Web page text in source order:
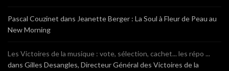
Pascal Couzinet dans Jeanette Berger : La Soul à Fleur de Peau au
New Morning
Les Victoires de la musique : vote, sélection, cachet... les répo ...
dans Gilles Desangles, Directeur Général des Victoires de la